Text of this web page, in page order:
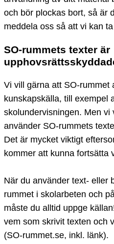
och bör plockas bort, så är
meddela oss så att vi kan
SO-rummets texter är
Vi vill gärna att SO-rummet
kunskapskälla, till exempel
skolundervisningen. Men vi
använder SO-rummets
Det är mycket viktigt
kommer att kunna fortsätta
När du använder text- eller
rummet i skolarbeten och
måste du alltid uppge
vem som skrivit texten och
(SO-rummet.se, inkl. länk).